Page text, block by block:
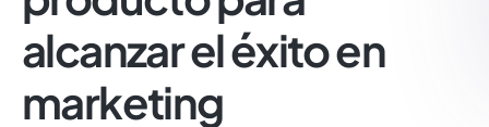
alcanzar el éxito en
marketing